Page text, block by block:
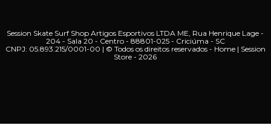
Session Skate Surf Shop Artigos Esportivos LTDA ME, Rua Henrique Lage -
204 - Sala 20 - Centro - 88801-025 - Criciúma - SC
CNPJ: 05.893.215/0001-00 | © Todos os direitos reservados - Home | Session
Store - 2026